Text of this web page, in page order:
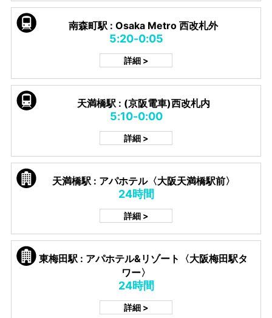
南森町駅 : Osaka Metro 西改札外
5:20-0:05
詳細 >
天満橋駅 : (京阪電車)西改札内
5:10-0:00
詳細 >
天満橋駅 : アパホテル〈大阪天満橋駅前〉
24時間
詳細 >
東梅田駅 : アパホテル&リゾート〈大阪梅田駅タ
ワー〉
24時間
詳細 >